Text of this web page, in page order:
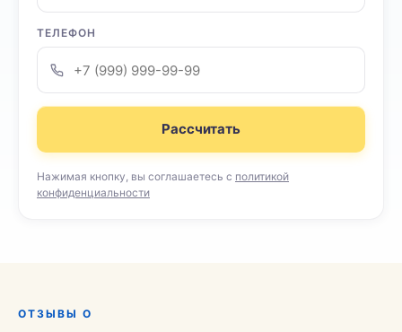
ТЕЛЕФОН
Рассчитать
Нажимая кнопку, вы соглашаетесь с политикой
конфиденциальности
ОТЗЫВЫ О